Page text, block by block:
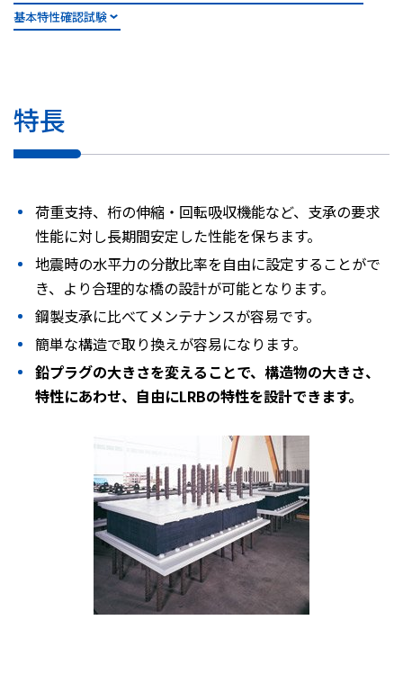
お問い合わせ
プライバシーポリシー
ソーシャルメディアポリシー
企業行動憲章・規範
曽田文庫
サイトマップ
ご利用にあたって
基本特性確認試験
特長
荷重支持、桁の伸縮・回転吸収機能など、支承の要求
性能に対し長期間安定した性能を保ちます。
地震時の水平力の分散比率を自由に設定することがで
き、より合理的な橋の設計が可能となります。
鋼製支承に比べてメンテナンスが容易です。
簡単な構造で取り換えが容易になります。
鉛プラグの大きさを変えることで、構造物の大きさ、
特性にあわせ、自由にLRBの特性を設計できます。